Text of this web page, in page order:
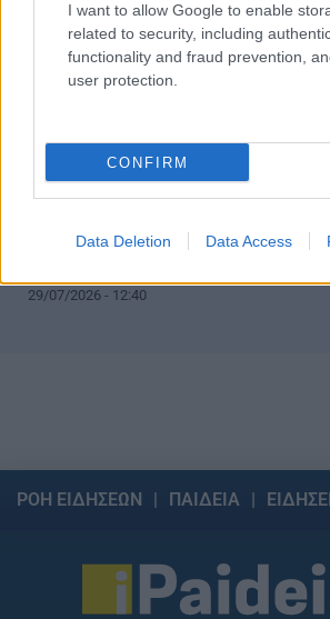
I want to allow Google to enable
related to security, including
functionality and fraud prevention,
user protection.
CONFIRM
Data Deletion Data Access
29/07/2026 - 12:40
ΡΟΗ ΕΙΔΗΣΕΩΝ ΠΑΙΔΕΙΑ